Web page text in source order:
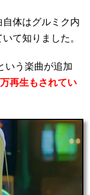
体はグルミク内
て知りました。
いう楽曲が追加
再生もされてい